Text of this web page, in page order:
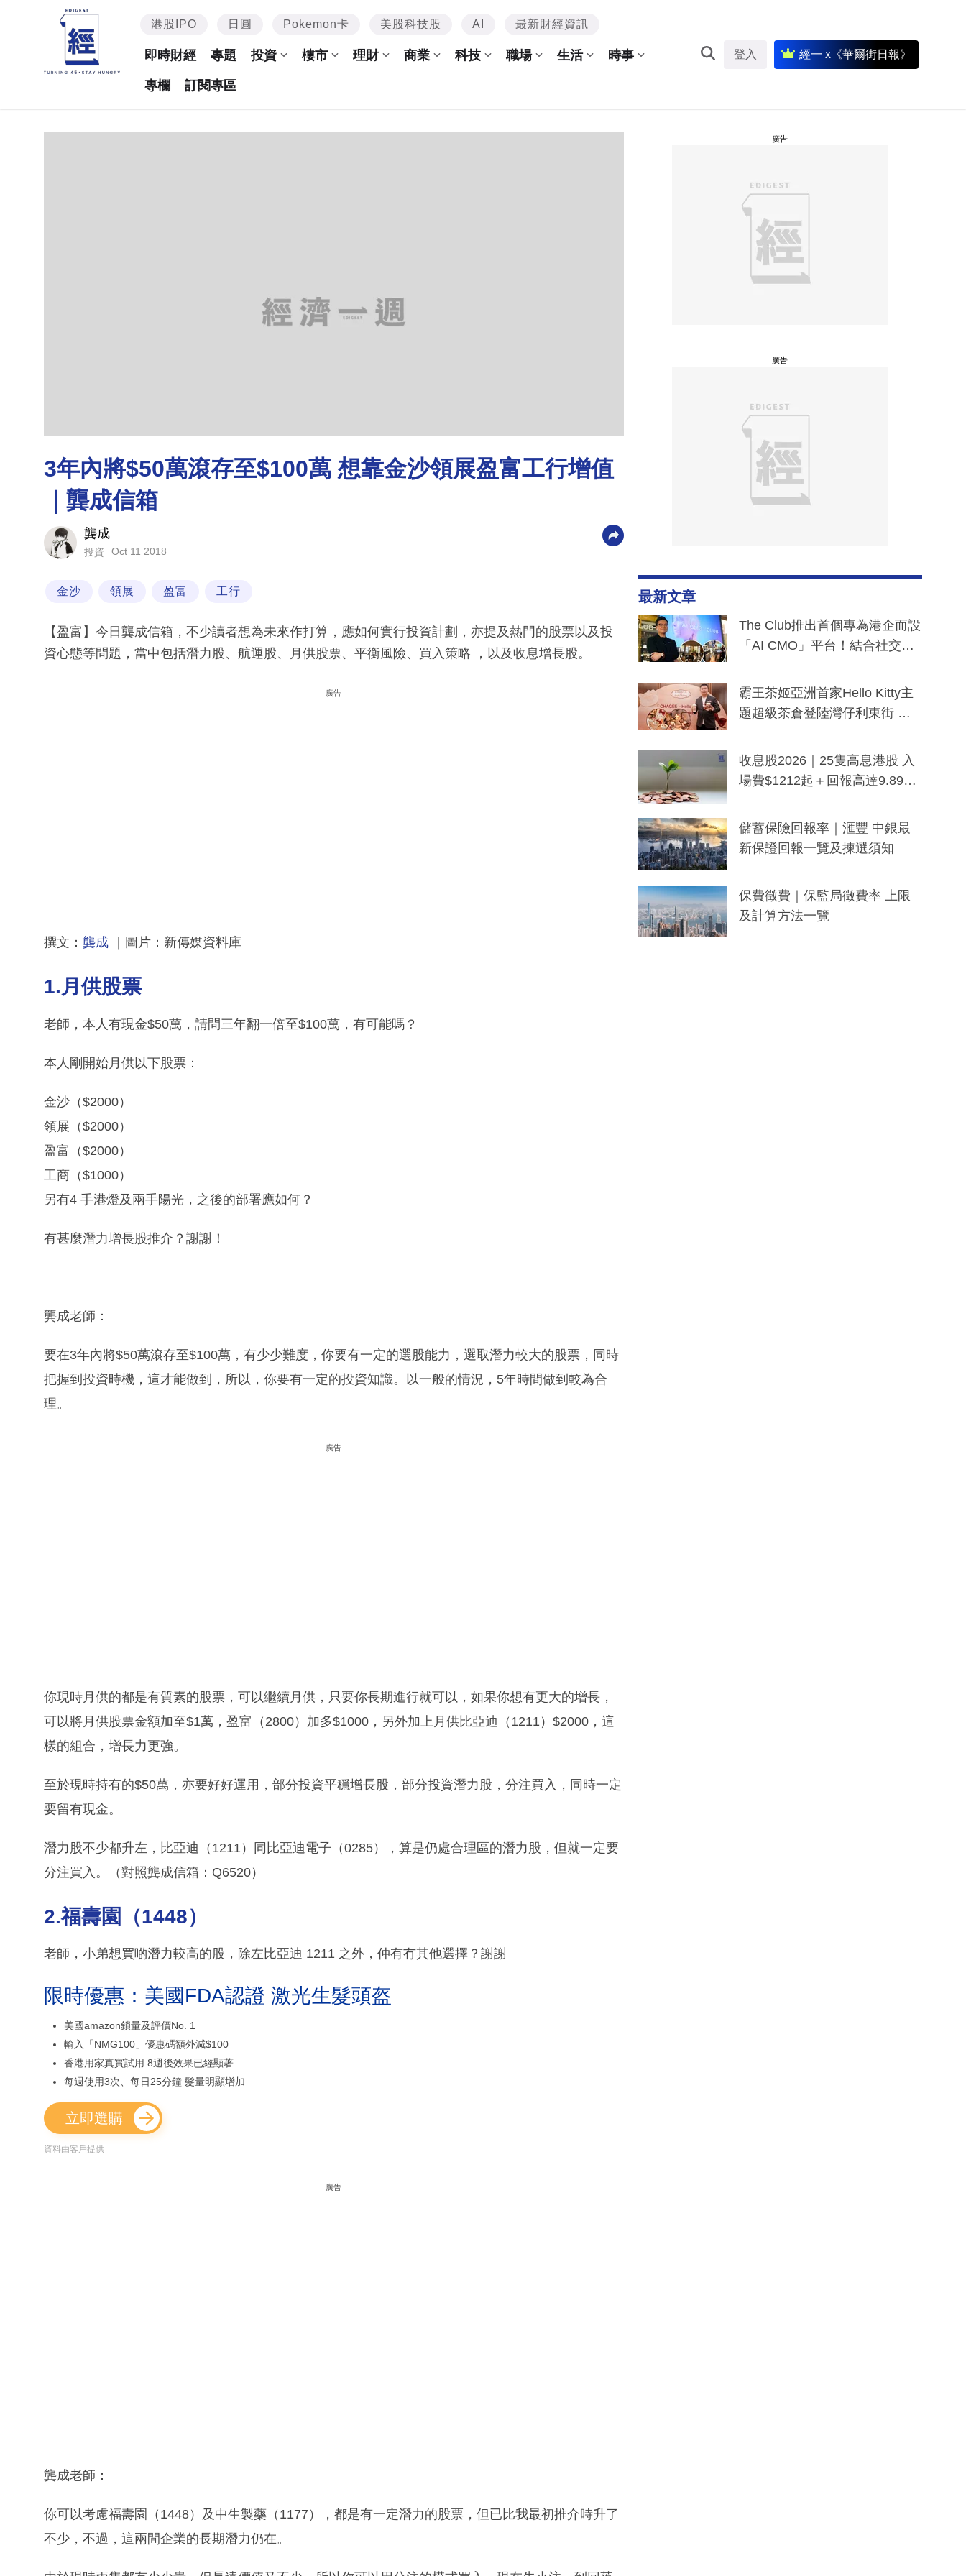
港股IPO 日圓 Pokemon卡 美股科技股 AI 最新財經資訊
即時財經 專題 投資 樓市 理財 商業 科技 職場 生活 時事
專欄 訂閱專區
登入 經一 x《華爾街日報》
3年內將$50萬滾存至$100萬 想靠金沙領展盈富工行增值
｜龔成信箱
龔成
投資 Oct 11 2018
金沙 領展 盈富 工行
【盈富】今日龔成信箱，不少讀者想為未來作打算，應如何實行投資計劃，亦提及熱門的股票以及投
資心態等問題，當中包括潛力股、航運股、月供股票、平衡風險、買入策略 ，以及收息增長股。
廣告
撰文： 龔成 ｜圖片：新傳媒資料庫
1.月供股票
老師，本人有現金$50萬，請問三年翻一倍至$100萬，有可能嗎？
本人剛開始月供以下股票：
金沙（$2000）
領展（$2000）
盈富（$2000）
工商（$1000）
另有4 手港燈及兩手陽光，之後的部署應如何？
有甚麼潛力增長股推介？謝謝！
龔成老師：
要在3年內將$50萬滾存至$100萬，有少少難度，你要有一定的選股能力，選取潛力較大的股票，同時
把握到投資時機，這才能做到，所以，你要有一定的投資知識。以一般的情況，5年時間做到較為合
理。
廣告
你現時月供的都是有質素的股票，可以繼續月供，只要你長期進行就可以，如果你想有更大的增長，
可以將月供股票金額加至$1萬，盈富（2800）加多$1000，另外加上月供比亞迪（1211）$2000，這
樣的組合，增長力更強。
至於現時持有的$50萬，亦要好好運用，部分投資平穩增長股，部分投資潛力股，分注買入，同時一定
要留有現金。
潛力股不少都升左，比亞迪（1211）同比亞迪電子（0285），算是仍處合理區的潛力股，但就一定要
分注買入。（對照龔成信箱：Q6520）
2.福壽園（1448）
老師，小弟想買啲潛力較高的股，除左比亞迪 1211 之外，仲有冇其他選擇？謝謝
限時優惠：美國FDA認證 激光生髮頭盔
美國amazon鎖量及評價No. 1
輸入「NMG100」優惠碼額外減$100
香港用家真實試用 8週後效果已經顯著
每週使用3次、每日25分鐘 髮量明顯增加
立即選購
資料由客戶提供
廣告
龔成老師：
你可以考慮福壽園（1448）及中生製藥（1177），都是有一定潛力的股票，但已比我最初推介時升了
不少，不過，這兩間企業的長期潛力仍在。
廣告
廣告
最新文章
The Club推出首個專為港企而設
「AI CMO」平台！結合社交聆
分鐘生成「貼地」宣傳短片
霸王茶姬亞洲首家Hello Kitty主
題超級茶倉登陸灣仔利東街 推
y及香港限定特調系列
收息股2026｜25隻高息港股 入
場費$1212起＋回報高達9.89
儲蓄保險回報率｜滙豐 中銀最
新保證回報一覽及揀選須知
保費徵費｜保監局徵費率 上限
及計算方法一覽